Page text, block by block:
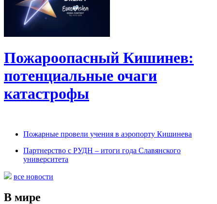
Пожароопасный Кишинев:
потенциальные очаги
катастрофы
Пожарные провели учения в аэропорту Кишинева
Партнерство с РУДН – итоги года Славянского
университета
все новости
В мире